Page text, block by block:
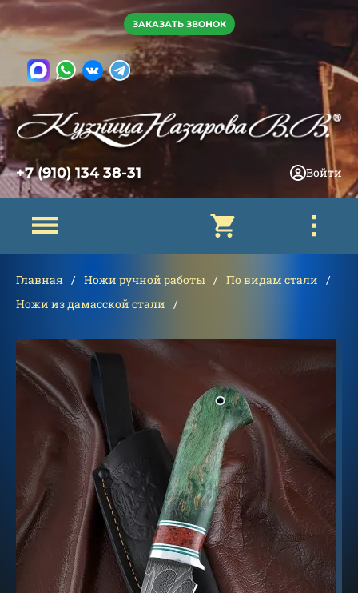
ЗАКАЗАТЬ ЗВОНОК
+7 (910) 134 38-31 Войти
Главная Ножи ручной работы
По видам стали
Ножи из дамасской стали